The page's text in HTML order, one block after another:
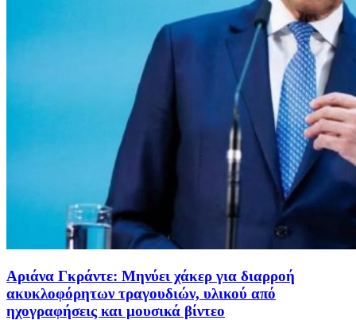
Αριάνα Γκράντε: Μηνύει χάκερ για διαρροή
ακυκλοφόρητων τραγουδιών, υλικού από
ηχογραφήσεις και μουσικά βίντεο